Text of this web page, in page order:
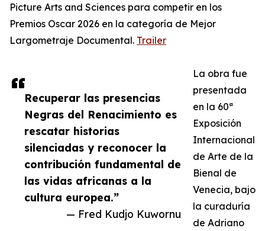
Recuperar las presencias
Negras del Renacimiento es
rescatar historias
silenciadas y reconocer la
contribución fundamental de
las vidas africanas a la
cultura europea.”
— Fred Kudjo Kuwornu
Picture Arts and Sciences para competir en los
Premios Oscar 2026 en la categoría de Mejor
Largometraje Documental. Trailer
La obra fue
presentada
en la 60ª
Exposición
Internacional
de Arte de la
Bienal de
Venecia, bajo
la curaduría
de Adriano